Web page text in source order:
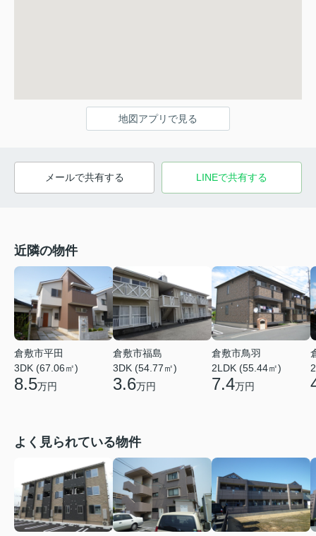
地図アプリで見る
メールで共有する LINEで共有する
近隣の物件
倉敷市平田
3DK (67.06㎡)
8.5万円
倉敷市福島
3DK (54.77㎡)
3.6万円
倉敷市鳥羽
2LDK (55.44㎡)
7.4万円
よく見られている物件